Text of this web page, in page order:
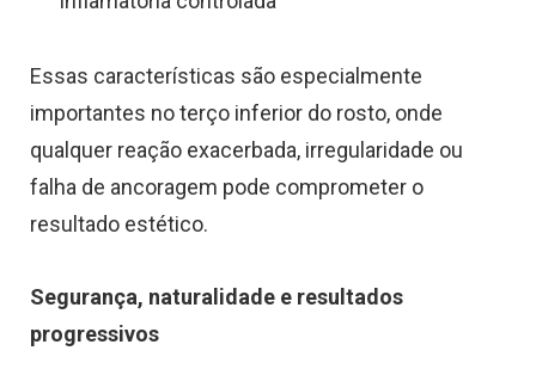
Essas características são especialmente
importantes no terço inferior do rosto, onde
qualquer reação exacerbada, irregularidade ou
falha de ancoragem pode comprometer o
resultado estético.
Segurança, naturalidade e resultados
progressivos